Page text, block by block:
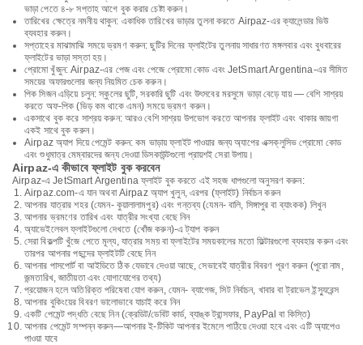
ভাড়া পেতে ৪-৮ সপ্তাহ আগে বুক করার চেষ্টা করুন।
তারিখের ক্ষেত্রে নমনীয় থাকুন: একাধিক তারিখের ভাড়ার তুলনা করতে Airpaz-এর ক্যালেন্ডার ভিউ
ব্যবহার করুন।
সপ্তাহের মাঝামাঝি সময়ে ভ্রমণ করুন: ছুটির দিনের ফ্লাইটের তুলনায় সাধারণত মঙ্গলবার এবং বুধবারের
ফ্লাইটের ভাড়া সস্তা হয়।
প্রোমো খুঁজুন: Airpaz-এর পেজ এবং পেজে প্রোমো কোড এবং JetSmart Argentina-এর সীমিত
সময়ের অফারগুলোর জন্য নিয়মিত চেক করুন।
পিক সিজন এড়িয়ে চলুন: স্কুলের ছুটি, সরকারি ছুটি এবং উৎসবের মরসুমে ভাড়া বেড়ে যায় — বেশি সাশ্রয়
করতে অফ-পিক (ভিড় কম থাকে এমন) সময়ে ভ্রমণ করুন।
একসাথে বুক করে সাশ্রয় করুন: আরও বেশি সাশ্রয় উপভোগ করতে আপনার ফ্লাইট এবং থাকার জায়গা
একই সাথে বুক করুন।
Airpaz অ্যাপ দিয়ে পেমেন্ট করুন: কম ভাড়ায় ফ্লাইট পাওয়ার জন্য অ্যাপের এক্সক্লুসিভ প্রোমো কোড
এবং শুধুমাত্র মেম্বারদের জন্য দেওয়া ডিসকাউন্টগুলো প্রায়শই সেরা উপায়।
Airpaz-এ কীভাবে ফ্লাইট বুক করবেন
Airpaz-এ JetSmart Argentina ফ্লাইট বুক করতে এই সহজ ধাপগুলো অনুসরণ করুন:
Airpaz.com-এ যান অথবা Airpaz অ্যাপ খুলুন, এরপর (ফ্লাইট) নির্বাচন করুন
আপনার যাত্রার শহর (যেমন- কুয়ালালামপুর) এবং গন্তব্য (যেমন- বালি, সিঙ্গাপুর বা ব্যাংকক) লিখুন
আপনার ভ্রমণের তারিখ এবং যাত্রীর সংখ্যা বেছে নিন
অ্যাভেইলেবল ফ্লাইটগুলো দেখতে (খোঁজ করুন)-এ ট্যাপ করুন
সেরা বিকল্পটি খুঁজে পেতে মূল্য, যাত্রার সময় বা ফ্লাইটের সময়কালের মতো ফিল্টারগুলো ব্যবহার করুন এবং
তারপর আপনার পছন্দের ফ্লাইটটি বেছে নিন
আপনার পাসপোর্ট বা আইডিতে ঠিক যেভাবে দেওয়া আছে, সেভাবেই যাত্রীর বিবরণ পূরণ করুন (পুরো নাম,
জন্মতারিখ, জাতীয়তা এবং যোগাযোগের তথ্য)
প্রয়োজন হলে অতিরিক্ত পরিষেবা যোগ করুন, যেমন- ব্যাগেজ, সিট নির্বাচন, খাবার বা ট্রাভেল ইন্স্যুরেন্স
আপনার বুকিংয়ের বিবরণ ভালোভাবে যাচাই করে নিন
একটি পেমেন্ট পদ্ধতি বেছে নিন (ক্রেডিট/ডেবিট কার্ড, ব্যাঙ্ক ট্রান্সফার, PayPal বা কিস্তি)
আপনার পেমেন্ট সম্পন্ন করুন—আপনার ই-টিকিট আপনার ইমেলে পাঠিয়ে দেওয়া হবে এবং এটি অ্যাপেও
পাওয়া যাবে